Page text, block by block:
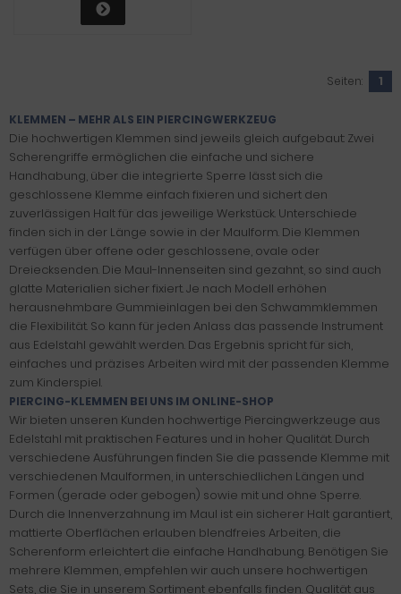
Seiten: 1
KLEMMEN – MEHR ALS EIN PIERCINGWERKZEUG
Die hochwertigen Klemmen sind jeweils gleich aufgebaut: Zwei
Scherengriffe ermöglichen die einfache und sichere
Handhabung, über die integrierte Sperre lässt sich die
geschlossene Klemme einfach fixieren und sichert den
zuverlässigen Halt für das jeweilige Werkstück. Unterschiede
finden sich in der Länge sowie in der Maulform. Die Klemmen
verfügen über offene oder geschlossene, ovale oder
Dreiecksenden. Die Maul-Innenseiten sind gezahnt, so sind auch
glatte Materialien sicher fixiert. Je nach Modell erhöhen
herausnehmbare Gummieinlagen bei den Schwammklemmen
die Flexibilität. So kann für jeden Anlass das passende Instrument
aus Edelstahl gewählt werden. Das Ergebnis spricht für sich,
einfaches und präzises Arbeiten wird mit der passenden Klemme
zum Kinderspiel.
PIERCING-KLEMMEN BEI UNS IM ONLINE-SHOP
Wir bieten unseren Kunden hochwertige Piercingwerkzeuge aus
Edelstahl mit praktischen Features und in hoher Qualität. Durch
verschiedene Ausführungen finden Sie die passende Klemme mit
verschiedenen Maulformen, in unterschiedlichen Längen und
Formen (gerade oder gebogen) sowie mit und ohne Sperre.
Durch die Innenverzahnung im Maul ist ein sicherer Halt garantiert,
mattierte Oberflächen erlauben blendfreies Arbeiten, die
Scherenform erleichtert die einfache Handhabung. Benötigen Sie
mehrere Klemmen, empfehlen wir auch unsere hochwertigen
Sets, die Sie in unserem Sortiment ebenfalls finden. Qualität aus